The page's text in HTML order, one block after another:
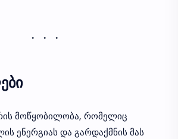
მოწყობილობა, რომელიც
ენერგიას და გარდაქმნის მას